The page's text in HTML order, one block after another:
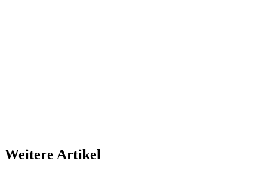
Weitere Artikel